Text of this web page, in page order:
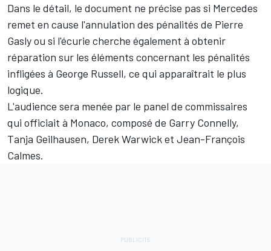
Dans le détail, le document ne précise pas si Mercedes
remet en cause l'annulation des pénalités de Pierre
Gasly ou si l'écurie cherche également à obtenir
réparation sur les éléments concernant les pénalités
infligées à George Russell, ce qui apparaîtrait le plus
logique.
L'audience sera menée par le panel de commissaires
qui officiait à Monaco, composé de Garry Connelly,
Tanja Geilhausen, Derek Warwick et Jean-François
Calmes.